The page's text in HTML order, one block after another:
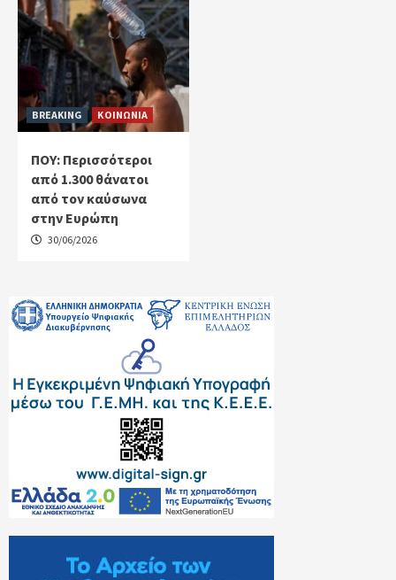
BREAKING ΚΟΙΝΩΝΙΑ
ΠΟΥ: Περισσότεροι
από 1.300 θάνατοι
από τον καύσωνα
στην Ευρώπη
30/06/2026